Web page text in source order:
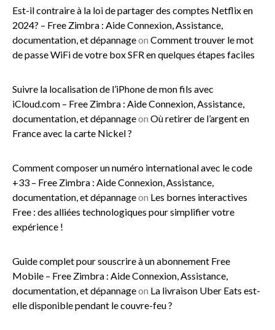
Est-il contraire à la loi de partager des comptes Netflix en
2024? – Free Zimbra : Aide Connexion, Assistance,
documentation, et dépannageon Comment trouver le mot
de passe WiFi de votre box SFR en quelques étapes faciles
Suivre la localisation de l’iPhone de mon fils avec
iCloud.com – Free Zimbra : Aide Connexion, Assistance,
documentation, et dépannageon Où retirer de l’argent en
France avec la carte Nickel ?
Comment composer un numéro international avec le code
+33 – Free Zimbra : Aide Connexion, Assistance,
documentation, et dépannageon Les bornes interactives
Free : des alliées technologiques pour simplifier votre
expérience !
Guide complet pour souscrire à un abonnement Free
Mobile – Free Zimbra : Aide Connexion, Assistance,
documentation, et dépannageon La livraison Uber Eats est-
elle disponible pendant le couvre-feu ?